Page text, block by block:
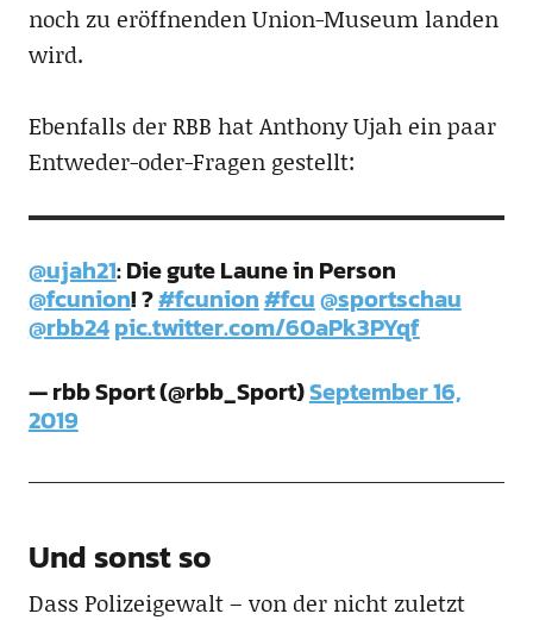
noch zu eröffnenden Union-Museum landen
wird.
Ebenfalls der RBB hat Anthony Ujah ein paar
Entweder-oder-Fragen gestellt:
@ujah21: Die gute Laune in Person
@fcunion! ?#fcunion#fcu@sportschau
@rbb24pic.twitter.com/60aPk3PYqf
— rbb Sport (@rbb_Sport)September 16,
2019
Und sonst so
Dass Polizeigewalt – von der nicht zuletzt